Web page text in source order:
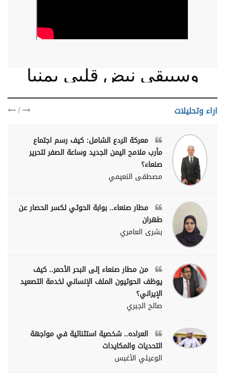
وسيبقى نبض قلبي يمنيا
اراء وتحليلات /
معركة الردع الشامل: كيف رسم اجتماع
مأرب ملامح اليمن الجديد وساعة الصفر لتحرير
صنعاء؟
مصطفى النعيمي
مطار صنعاء.. بوابة الحوثي لكسر الحصار عن
طهران
بشرى العامري
من مطار صنعاء إلى البحر الأحمر.. كيف
يوظف الحوثيون الملف الإنساني لخدمة التصعيد
الإيراني؟
صالح الجبري
العراده.. شخصية استثنائية في مواجهة
التحديات والمكايدات
الوعيلي الأغبس